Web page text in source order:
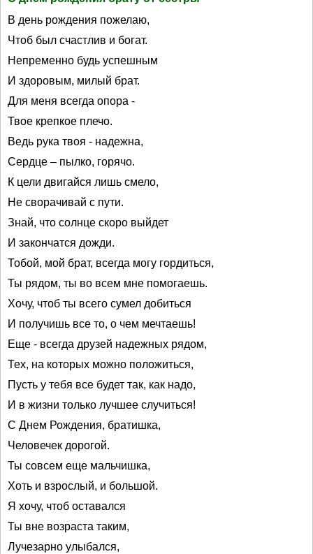
В день рождения пожелаю,
Чтоб был счастлив и богат.
Непременно будь успешным
И здоровым, милый брат.
Для меня всегда опора -
Твое крепкое плечо.
Ведь рука твоя - надежна,
Сердце – пылко, горячо.
К цели двигайся лишь смело,
Не сворачивай с пути.
Знай, что солнце скоро выйдет
И закончатся дожди.
Тобой, мой брат, всегда могу гордиться,
Ты рядом, ты во всем мне помогаешь.
Хочу, чтоб ты всего сумел добиться
И получишь все то, о чем мечтаешь!
Еще - всегда друзей надежных рядом,
Тех, на которых можно положиться,
Пусть у тебя все будет так, как надо,
И в жизни только лучшее случиться!
С Днем Рождения, братишка,
Человечек дорогой.
Ты совсем еще мальчишка,
Хоть и взрослый, и большой.
Я хочу, чтоб оставался
Ты вне возраста таким,
Лучезарно улыбался,